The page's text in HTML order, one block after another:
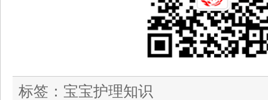
标签： 宝宝护理知识